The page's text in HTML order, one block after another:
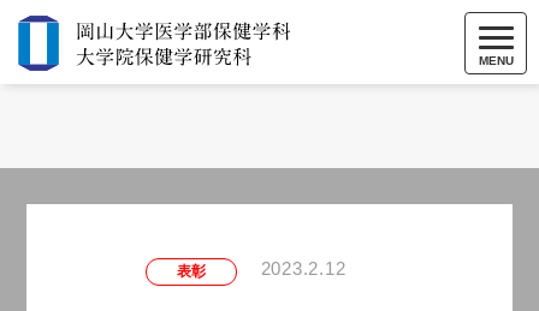
MENU
表彰 2023.2.12